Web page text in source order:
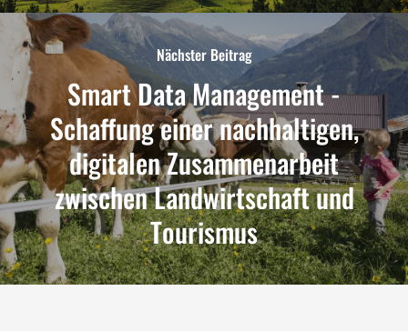
Nächster Beitrag
Smart Data Management -
Schaffung einer nachhaltigen,
digitalen Zusammenarbeit
zwischen Landwirtschaft und
Tourismus